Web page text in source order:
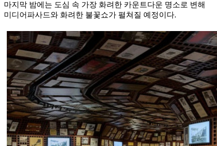
마지막 밤에는 도심 속 가장 화려한 카운트다운 명소로 변해
미디어파사드와 화려한 불꽃쇼가 펼쳐질 예정이다.